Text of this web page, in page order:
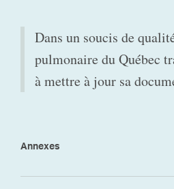
Dans un soucis de
pulmonaire du Québec
à mettre à jour sa
Annexes